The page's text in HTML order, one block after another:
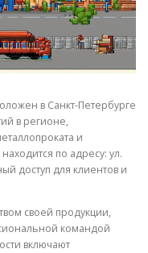
в Санкт-Петербурге
в регионе,
и
по адресу: ул.
доступ для клиентов и
своей продукции,
командой
включают